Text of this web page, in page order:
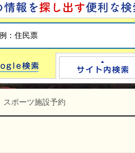
Google検索
スポーツ施設予約